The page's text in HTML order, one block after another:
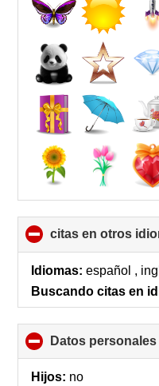
contents
citas en otros
Idiomas: español ,
Buscando citas en
Datos personales
Hijos: no